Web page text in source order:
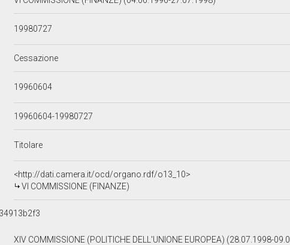
19980727
Cessazione
19960604
19960604-19980727
Titolare
<http://dati.camera.it/ocd/organo.rdf/o13_10>
VI COMMISSIONE (FINANZE)
XIV COMMISSIONE (POLITICHE DELL'UNIONE EUROPEA) (28.07.1998-